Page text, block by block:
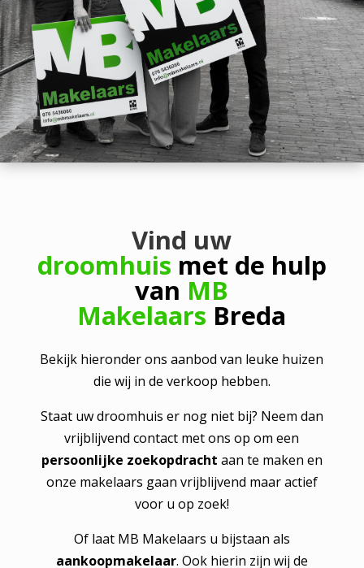
Vind uw
droomhuis met de hulp
van MB
Makelaars Breda
Bekijk hieronder ons aanbod van leuke huizen
die wij in de verkoop hebben.
Staat uw droomhuis er nog niet bij? Neem dan
vrijblijvend contact met ons op om een
persoonlijke zoekopdracht aan te maken en
onze makelaars gaan vrijblijvend maar actief
voor u op zoek!
Of laat MB Makelaars u bijstaan als
aankoopmakelaar. Ook hierin zijn wij de